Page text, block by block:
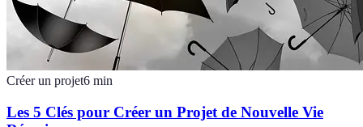
Créer un projet6 min
Les 5 Clés pour Créer un Projet de Nouvelle Vie